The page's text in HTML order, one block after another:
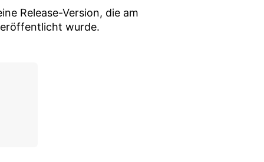
Release-Version, die am
wurde.